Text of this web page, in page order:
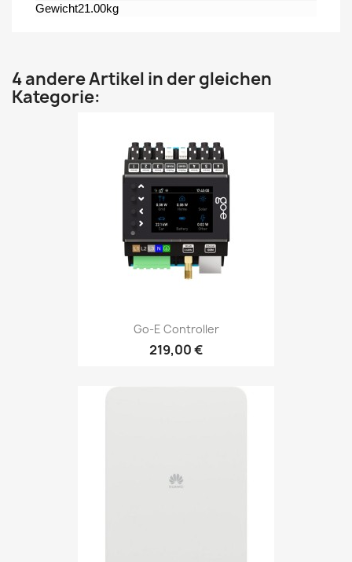
Gewicht21.00kg
4 andere Artikel in der gleichen
Kategorie:
Go-E Controller
219,00 €